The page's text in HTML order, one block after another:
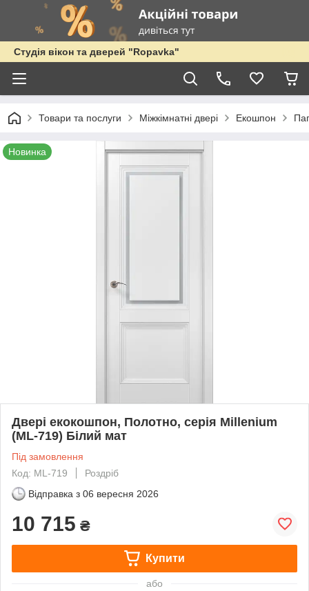
Студія вікон та дверей "Ropavka"
Товари та послуги Міжкімнатні двері Екошпон
Новинка
Двері екокошпон, Полотно, серія Millenium
(ML-719) Білий мат
Під замовлення
Код: ML-719
Роздріб
Відправка з 06 вересня 2026
10 715 ₴
Купити
або